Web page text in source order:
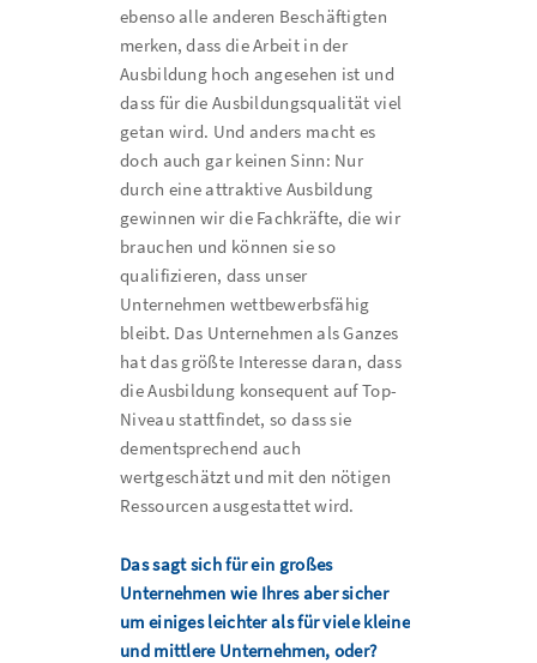
ebenso alle anderen Beschäftigten
merken, dass die Arbeit in der
Ausbildung hoch angesehen ist und
dass für die Ausbildungsqualität viel
getan wird. Und anders macht es
doch auch gar keinen Sinn: Nur
durch eine attraktive Ausbildung
gewinnen wir die Fachkräfte, die wir
brauchen und können sie so
qualifizieren, dass unser
Unternehmen wettbewerbsfähig
bleibt. Das Unternehmen als Ganzes
hat das größte Interesse daran, dass
die Ausbildung konsequent auf Top-
Niveau stattfindet, so dass sie
dementsprechend auch
wertgeschätzt und mit den nötigen
Ressourcen ausgestattet wird.
Das sagt sich für ein großes
Unternehmen wie Ihres aber sicher
um einiges leichter als für viele kleine
und mittlere Unternehmen, oder?